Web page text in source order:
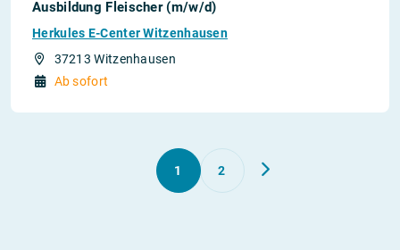
Ausbildung Fleischer (m/w/d)
Herkules E-Center Witzenhausen
37213 Witzenhausen
Ab sofort
1 2